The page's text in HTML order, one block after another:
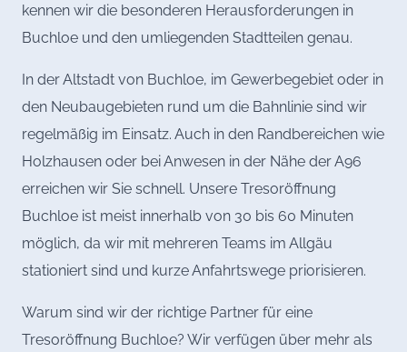
kennen wir die besonderen Herausforderungen in
Buchloe und den umliegenden Stadtteilen genau.
In der Altstadt von Buchloe, im Gewerbegebiet oder in
den Neubaugebieten rund um die Bahnlinie sind wir
regelmäßig im Einsatz. Auch in den Randbereichen wie
Holzhausen oder bei Anwesen in der Nähe der A96
erreichen wir Sie schnell. Unsere Tresoröffnung
Buchloe ist meist innerhalb von 30 bis 60 Minuten
möglich, da wir mit mehreren Teams im Allgäu
stationiert sind und kurze Anfahrtswege priorisieren.
Warum sind wir der richtige Partner für eine
Tresoröffnung Buchloe? Wir verfügen über mehr als